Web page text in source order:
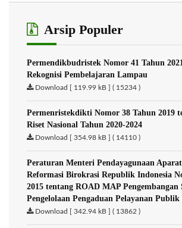
Arsip Populer
Permendikbudristek Nomor 41 Tahun
Rekognisi Pembelajaran Lampau
Download [ 119.99 kB ] ( 15234 )
Permenristekdikti Nomor 38 Tahun 2019
Riset Nasional Tahun 2020-2024
Download [ 354.98 kB ] ( 14110 )
Peraturan Menteri Pendayagunaan
Reformasi Birokrasi Republik Indonesia
2015 tentang ROAD MAP Pengembangan
Pengelolaan Pengaduan Pelayanan Publik
Download [ 342.94 kB ] ( 13862 )